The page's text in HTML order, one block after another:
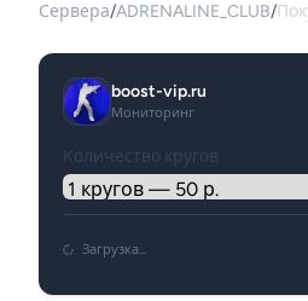
Сервера/ADRENALINE_CLUB/
boost-vip.ru
Мониторинг
Количество кругов
Загрузка...